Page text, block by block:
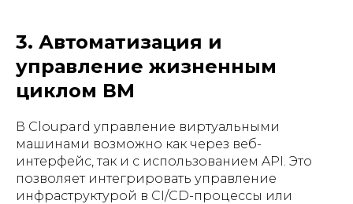
3. Автоматизация и
управление жизненным
циклом ВМ
В Cloupard управление виртуальными
машинами возможно как через веб-
интерфейс, так и с использованием API. Это
позволяет интегрировать управление
инфраструктурой в CI/CD-процессы или